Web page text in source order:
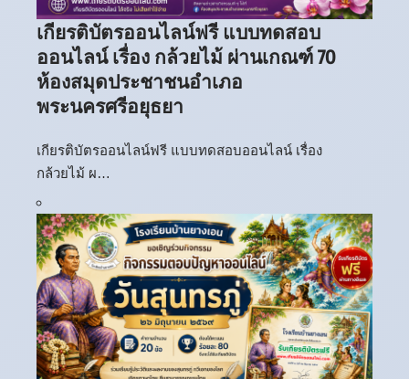
เกียรติบัตรออนไลน์ฟรี แบบทดสอบ
ออนไลน์ เรื่อง กล้วยไม้ ผ่านเกณฑ์ 70
ห้องสมุดประชาชนอำเภอ
พระนครศรีอยุธยา
เกียรติบัตรออนไลน์ฟรี แบบทดสอบออนไลน์ เรื่อง
กล้วยไม้ ผ…